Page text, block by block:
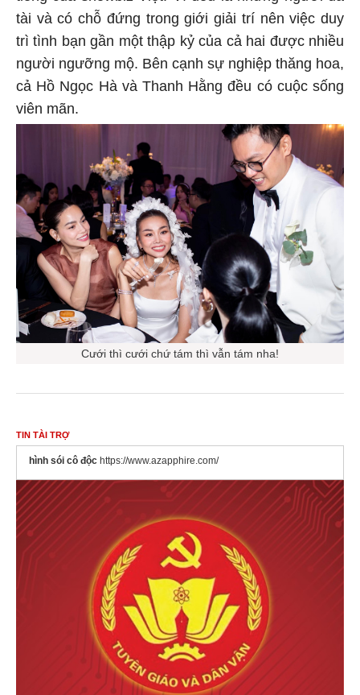
tài và có chỗ đứng trong giới giải trí nên việc duy
trì tình bạn gần một thập kỷ của cả hai được nhiều
người ngưỡng mộ. Bên cạnh sự nghiệp thăng hoa,
cả Hồ Ngọc Hà và Thanh Hằng đều có cuộc sống
viên mãn.
Cưới thì cưới chứ tám thì vẫn tám nha!
TIN TÀI TRỢ
hình sói cô độc https://www.azapphire.com/